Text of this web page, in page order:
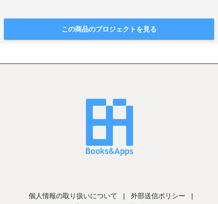
この商品のプロジェクトを見る
個人情報の取り扱いについて | 外部送信ポリシー
|